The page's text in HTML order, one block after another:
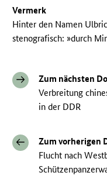
Vermerk
Hinter den Namen
stenografisch: »durch
Zum nächsten
Verbreitung
in der DDR
Zum vorherigen
Flucht nach